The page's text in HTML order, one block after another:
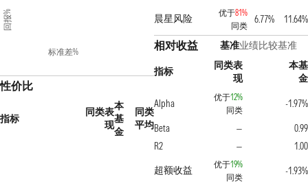
标准差%
回报%
性价比
指标
同类表
现
本
基
金
同类
平均
晨星风险 优于81%
同类
6.77% 11.64%
相对收益 基准业绩比较基准
指标
同类表
现
本基
金
Alpha
优于12%
同类
-1.97%
Beta
—
0.99
R2
—
1.00
超额收益
优于19%
同类
-1.93%